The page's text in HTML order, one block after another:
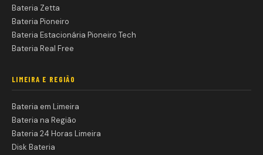
Bateria Zetta
Bateria Pioneiro
Bateria Estacionária Pioneiro Tech
Bateria Real Free
LIMEIRA E REGIÃO
Bateria em Limeira
Bateria na Região
Bateria 24 Horas Limeira
Disk Bateria